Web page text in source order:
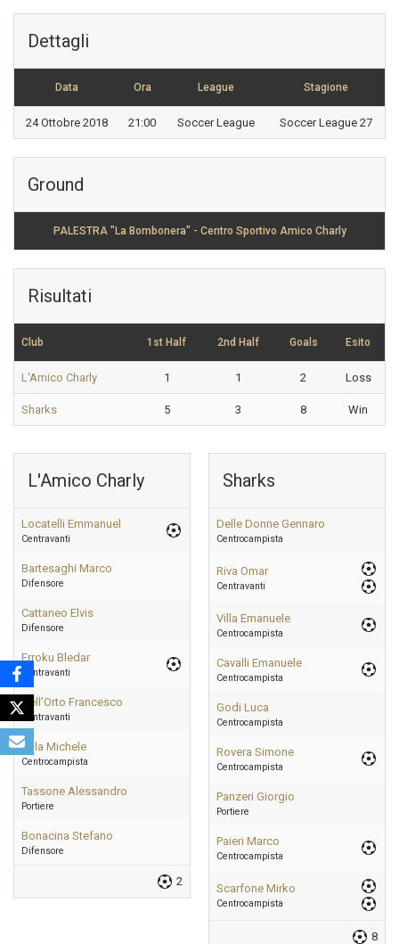
Dettagli
Data Ora League Stagione
24 Ottobre 2018 21:00 Soccer League Soccer League 27
Ground
PALESTRA "La Bombonera" - Centro Sportivo Amico Charly
Risultati
Club 1st Half 2nd Half Goals Esito
L'Amico Charly 1 1 2 Loss
Sharks 5 3 8 Win
L'Amico Charly
Locatelli Emmanuel
Centravanti
Bartesaghi Marco
Difensore
Cattaneo Elvis
Difensore
Frroku Bledar
Centravanti
Dell’Orto Francesco
Centravanti
Sala Michele
Centrocampista
Tassone Alessandro
Portiere
Bonacina Stefano
Difensore
2
Sharks
Delle Donne Gennaro
Centrocampista
Riva Omar
Centravanti
Villa Emanuele
Centrocampista
Cavalli Emanuele
Centrocampista
Godi Luca
Centrocampista
Rovera Simone
Centrocampista
Panzeri Giorgio
Portiere
Paieri Marco
Centrocampista
Scarfone Mirko
Centrocampista
8